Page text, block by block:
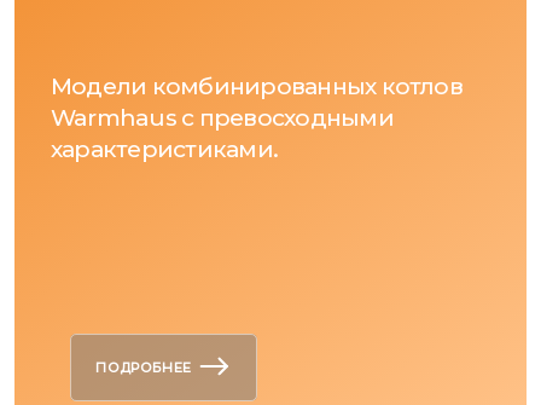
Модели комбинированных котлов
Warmhaus с превосходными
характеристиками.
ПОДРОБНЕЕ